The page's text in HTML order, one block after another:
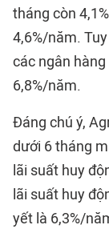
tháng còn
4,6%/năm.
các ngân
6,8%/năm.
Đáng chú ý,
dưới 6 tháng
lãi suất huy
lãi suất huy
yết là 6,3%/